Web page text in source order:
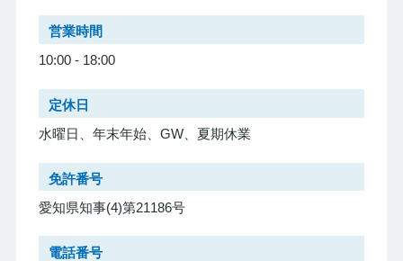
営業時間
10:00 - 18:00
定休日
水曜日、年末年始、GW、夏期休業
免許番号
愛知県知事(4)第21186号
電話番号